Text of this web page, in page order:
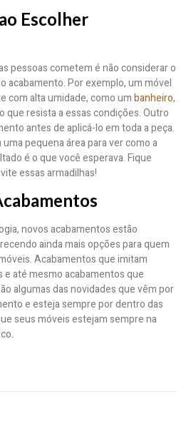
Escolher
pessoas cometem é não considerar o
acabamento. Por exemplo, um móvel
com alta umidade, como umbanheiro,
que resista a essas condições. Outro
antes de aplicá-lo em toda a peça.
pequena área para ver como a
é o que você esperava. Fique
essas armadilhas!
novos acabamentos estão
ainda mais opções para quem
Acabamentos que imitam
até mesmo acabamentos que
algumas das novidades que vêm por
e esteja sempre por dentro das
seus móveis estejam sempre na